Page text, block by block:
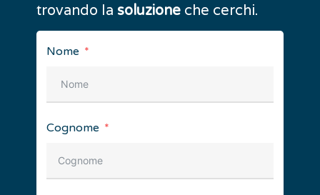
trovando la soluzione che cerchi.
Nome
Cognome